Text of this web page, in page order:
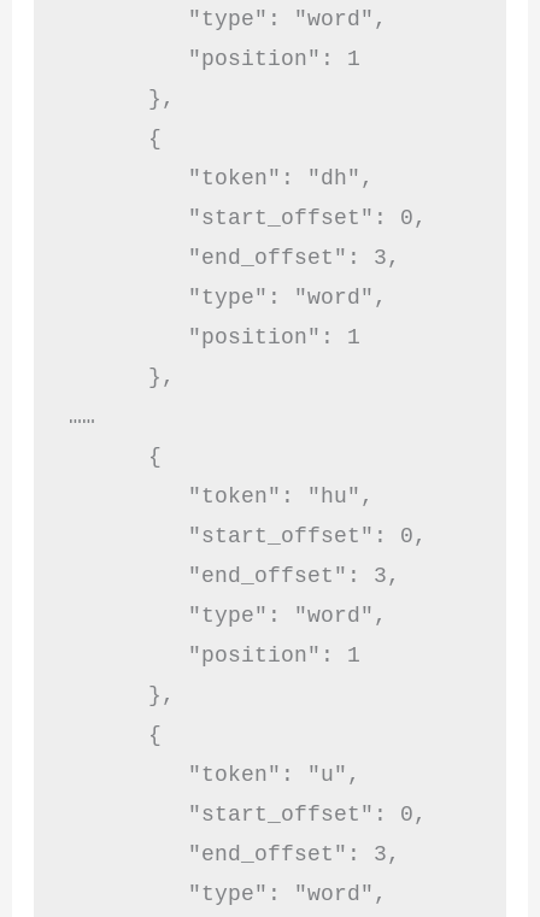
         "type": "word",
         "position": 1
      },
      {
         "token": "dh",
         "start_offset": 0,
         "end_offset": 3,
         "type": "word",
         "position": 1
      },
……
      {
         "token": "hu",
         "start_offset": 0,
         "end_offset": 3,
         "type": "word",
         "position": 1
      },
      {
         "token": "u",
         "start_offset": 0,
         "end_offset": 3,
         "type": "word",